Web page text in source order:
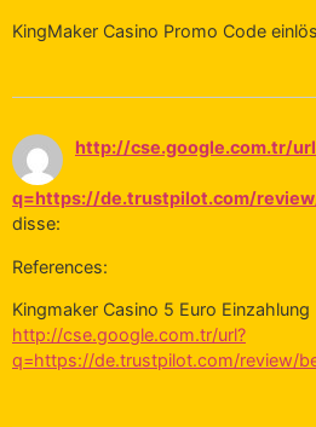
KingMaker Casino Promo Code
http://cse.google.com.tr/
q=https://de.trustpilot.com/
disse:
References:
Kingmaker Casino 5 Euro Einzahlung
http://cse.google.com.tr/url?
q=https://de.trustpilot.com/review/